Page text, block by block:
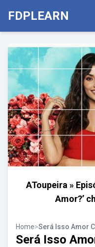
FDPLEARN
AToupeira »
Amor?’
Home>Será Isso Amor
Será Isso